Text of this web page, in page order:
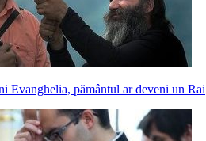
Evanghelia, pământul ar deveni un Rai